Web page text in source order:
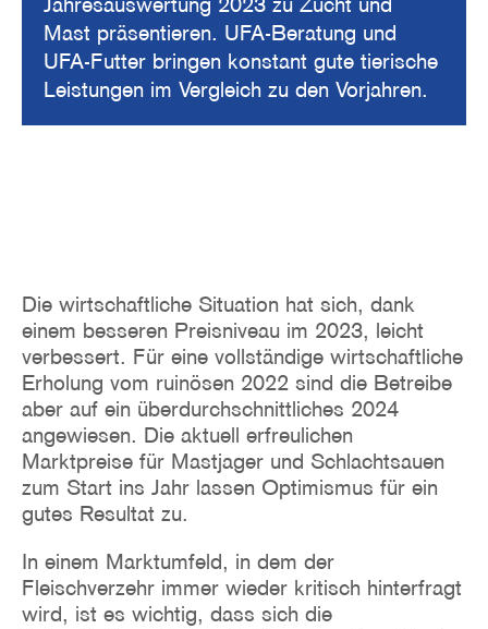
Mast präsentieren. UFA-Beratung und
UFA-Futter bringen konstant gute tierische
Leistungen im Vergleich zu den Vorjahren.
Die wirtschaftliche Situation hat sich, dank
einem besseren Preisniveau im 2023, leicht
verbessert. Für eine vollständige wirtschaftliche
Erholung vom ruinösen 2022 sind die Betreibe
aber auf ein überdurchschnittliches 2024
angewiesen. Die aktuell erfreulichen
Marktpreise für Mastjager und Schlachtsauen
zum Start ins Jahr lassen Optimismus für ein
gutes Resultat zu.
In einem Marktumfeld, in dem der
Fleischverzehr immer wieder kritisch hinterfragt
wird, ist es wichtig, dass sich die